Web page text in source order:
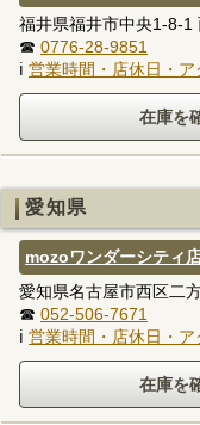
福井県福井市中央1-8-1
☎ 0776-28-9851
ℹ 営業時間・店休日・
愛知県
mozoワンダーシティ
愛知県名古屋市西区二
☎ 052-506-7671
ℹ 営業時間・店休日・